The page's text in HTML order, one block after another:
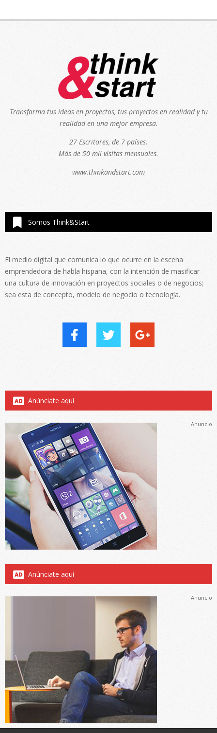
Transforma tus ideas en proyectos, tus proyectos en realidad y tu
realidad en una mejor empresa.
27 Escritores, de 7 países.
Más de 50 mil visitas mensuales.
www.thinkandstart.com
Somos Think&Start
El medio digital que comunica lo que ocurre en la escena
emprendedora de habla hispana, con la intención de masificar
una cultura de innovación en proyectos sociales o de negocios;
sea esta de concepto, modelo de negocio o tecnología.
Anúnciate aquí
Anuncio
Anúnciate aquí
Anuncio